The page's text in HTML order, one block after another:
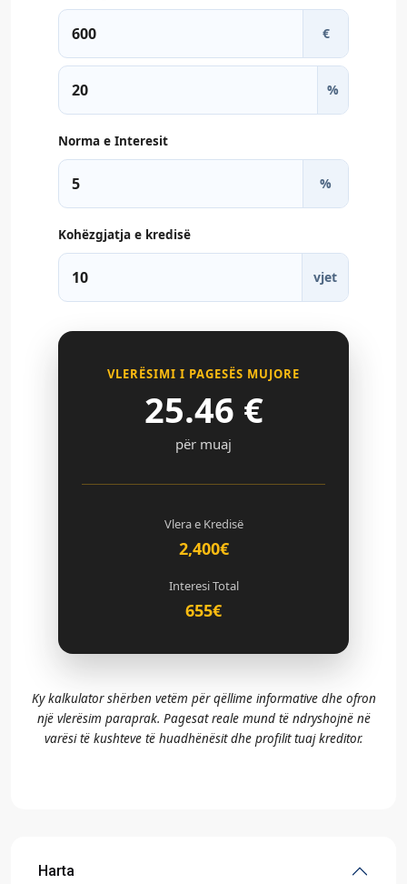
€
%
Norma e Interesit
%
Kohëzgjatja e kredisë
vjet
VLERËSIMI I PAGESËS MUJORE
25.46 €
për muaj
Vlera e Kredisë
2,400€
Interesi Total
655€
Ky kalkulator shërben vetëm për qëllime informative dhe ofron
një vlerësim paraprak. Pagesat reale mund të ndryshojnë në
varësi të kushteve të huadhënësit dhe profilit tuaj kreditor.
Harta